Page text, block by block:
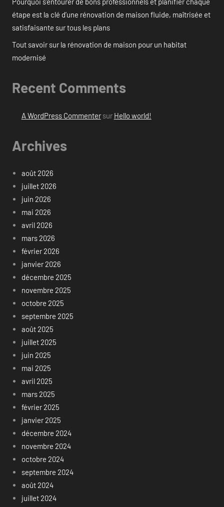
étape est la clé d’une rénovation de maison fluide, maîtrisée et
satisfaisante sur tous les plans
Tout savoir sur la rénovation de maison pour un habitat
modernisé
Recent Comments
A WordPress Commentersur Hello world!
Archives
août 2026
juillet 2026
juin 2026
mai 2026
avril 2026
mars 2026
février 2026
janvier 2026
décembre 2025
novembre 2025
octobre 2025
septembre 2025
août 2025
juillet 2025
juin 2025
mai 2025
avril 2025
mars 2025
février 2025
janvier 2025
décembre 2024
novembre 2024
octobre 2024
septembre 2024
août 2024
juillet 2024